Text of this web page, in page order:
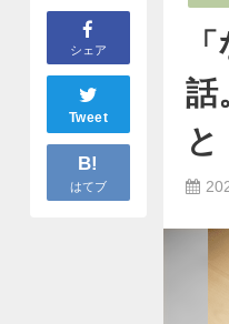
シェア
Tweet
B!
はてブ
話
と